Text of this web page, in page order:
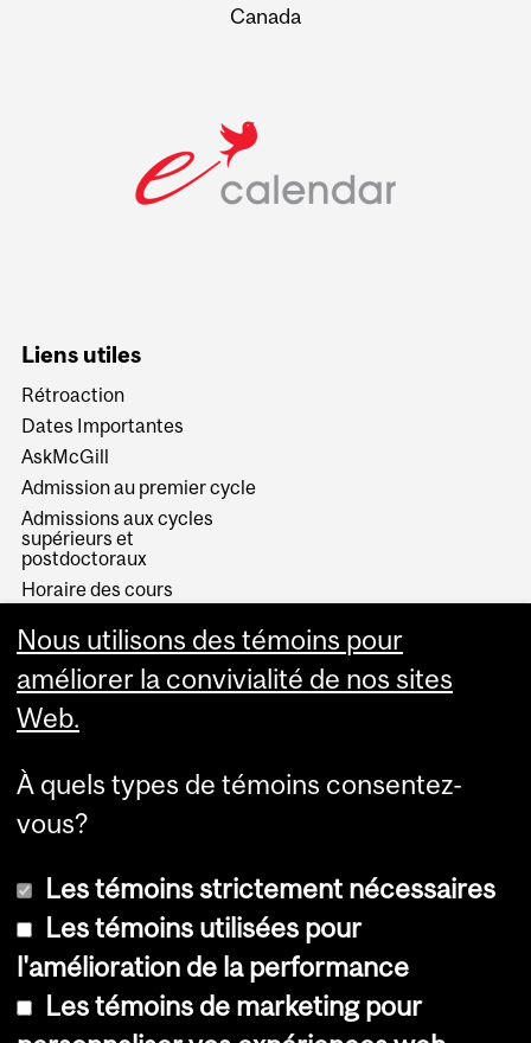
Canada
Liens utiles
Rétroaction
Dates Importantes
AskMcGill
Admission au premier cycle
Admissions aux cycles
supérieurs et
postdoctoraux
Horaire des cours
Services aux étudiants
© Université McGill, 2026
Accessibilité
Nous utilisons des témoins pour
améliorer la convivialité de nos sites
Web.
À quels types de témoins consentez-
vous?
Les témoins strictement nécessaires
Les témoins utilisées pour
l'amélioration de la performance
Les témoins de marketing pour